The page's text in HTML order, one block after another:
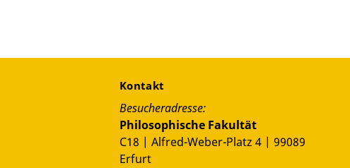
Kontakt
Besucheradresse:
Philosophische Fakultät
C18 | Alfred-Weber-Platz 4 | 99089
Erfurt